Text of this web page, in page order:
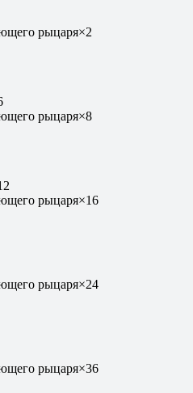
рыцаря×2
рыцаря×8
рыцаря×16
рыцаря×24
рыцаря×36